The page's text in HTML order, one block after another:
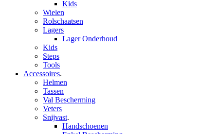
Kids
Wielen
Rolschaatsen
Lagers
Lager Onderhoud
Kids
Steps
Tools
Accessoires.
Helmen
Tassen
Val Bescherming
Veters
Snijvast.
Handschoenen